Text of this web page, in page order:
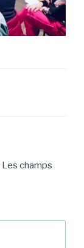
Les champs